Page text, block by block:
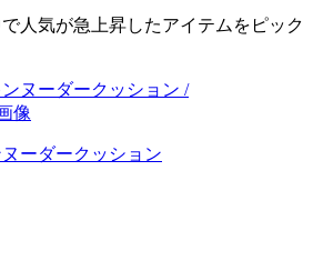
人気が急上昇したアイテムをピック
ーダークッション